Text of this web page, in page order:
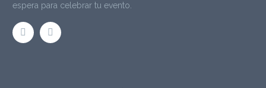
espera para celebrar tu evento.